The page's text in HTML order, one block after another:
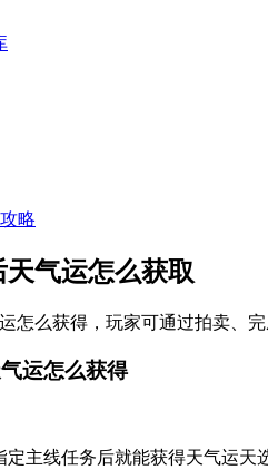
略
天气运怎么获取
怎么获得，玩家可通过拍卖、
运怎么获得
定主线任务后就能获得天气运天